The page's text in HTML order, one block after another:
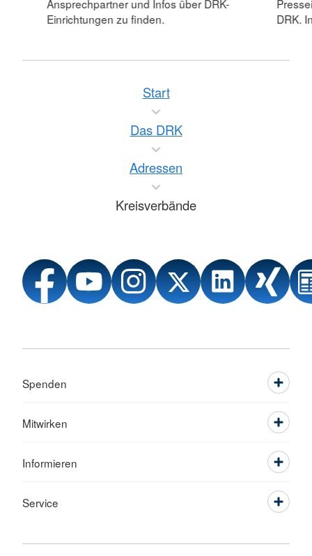
Ansprechpartner und Infos über DRK-
Einrichtungen zu finden.
DRK.
Start
Das DRK
Adressen
Kreisverbände
Spenden
Mitwirken
Informieren
Service